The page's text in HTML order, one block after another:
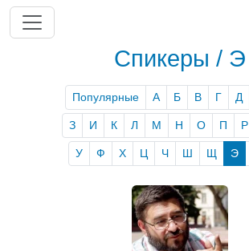
Спикеры / Э
Популярные А Б В Г Д
З И К Л М Н О П Р
У Ф Х Ц Ч Ш Щ Э